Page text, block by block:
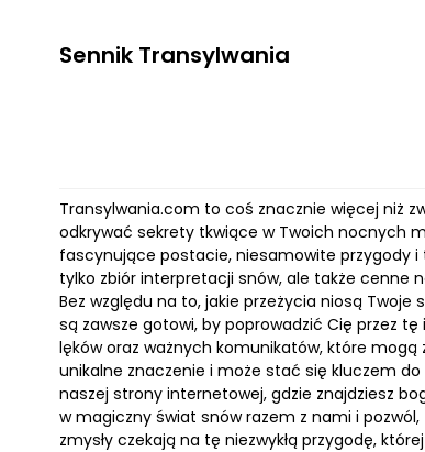
Sennik Transylwania
Transylwania.com to coś znacznie więcej niż
odkrywać sekrety tkwiące w Twoich nocnych
fascynujące postacie, niesamowite przygody i
tylko zbiór interpretacji snów, ale także cenne
Bez względu na to, jakie przeżycia niosą
są zawsze gotowi, by poprowadzić Cię przez
lęków oraz ważnych komunikatów, które mogą
unikalne znaczenie i może stać się kluczem
naszej strony internetowej, gdzie znajdziesz
w magiczny świat snów razem z nami i
zmysły czekają na tę niezwykłą przygodę,